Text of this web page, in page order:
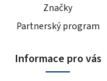
Značky
Partnerský program
Informace pro vás